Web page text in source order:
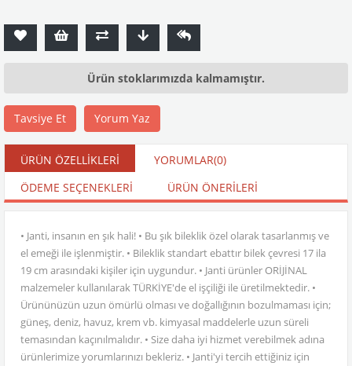
Ürün stoklarımızda kalmamıştır.
Tavsiye Et Yorum Yaz
ÜRÜN ÖZELLIKLERI YORUMLAR(0)
ÖDEME SEÇENEKLERI
ÜRÜN ÖNERILERI
• Janti, insanın en şık hali! • Bu şık bileklik özel olarak tasarlanmış ve
el emeği ile işlenmiştir. • Bileklik standart ebattır bilek çevresi 17 ila
19 cm arasındaki kişiler için uygundur. • Janti ürünler ORİJİNAL
malzemeler kullanılarak TÜRKİYE'de el işçiliği ile üretilmektedir. •
Ürününüzün uzun ömürlü olması ve doğallığının bozulmaması için;
güneş, deniz, havuz, krem vb. kimyasal maddelerle uzun süreli
temasından kaçınılmalıdır. • Size daha iyi hizmet verebilmek adına
ürünlerimize yorumlarınızı bekleriz. • Janti'yi tercih ettiğiniz için